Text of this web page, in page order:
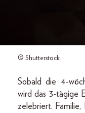
© Shutterstock
Sobald die 4-
wird das 3-tägige
zelebriert. Familie,